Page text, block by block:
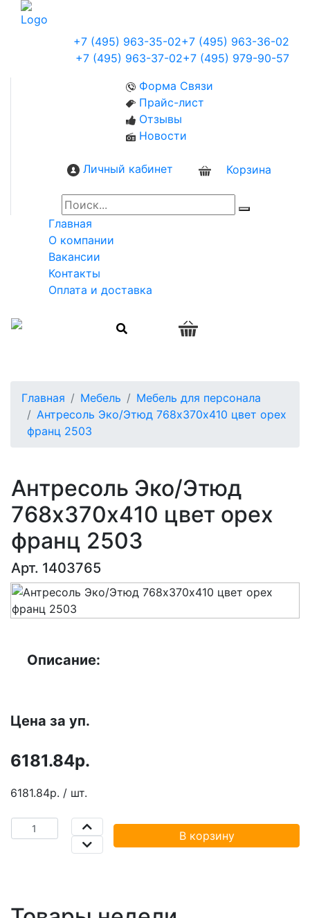
+7 (495) 963-35-02+7 (495) 963-36-02
+7 (495) 963-37-02+7 (495) 979-90-57
Форма Связи
Прайс-лист
Отзывы
Новости
Личный кабинет Корзина
Главная
О компании
Вакансии
Контакты
Оплата и доставка
Главная Мебель
Мебель для персонала
Антресоль Эко/Этюд 768х370х410 цвет орех
франц 2503
Антресоль Эко/Этюд
768х370х410 цвет орех
франц 2503
Арт. 1403765
Описание:
Цена за уп.
6181.84р.
6181.84р. / шт.
В корзину